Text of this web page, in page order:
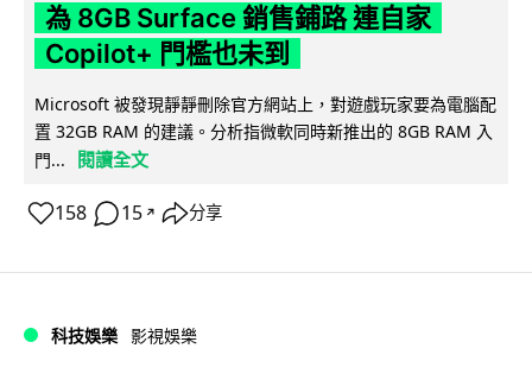
為 8GB Surface 銷售鋪路 連自家
Copilot+ 門檻也未到
Microsoft 被發現靜靜刪除官方網站上，對遊戲玩家要為電腦配
置 32GB RAM 的建議。分析指微軟同時新推出的 8GB RAM 入
門...
閱讀全文
158 15 ↗ 分享
科技娛樂 影視娛樂